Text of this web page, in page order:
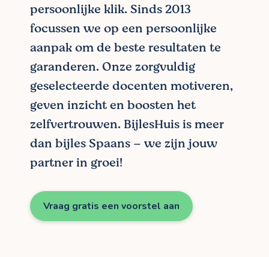
persoonlijke klik. Sinds 2013
focussen we op een persoonlijke
aanpak om de beste resultaten te
garanderen. Onze zorgvuldig
geselecteerde docenten motiveren,
geven inzicht en boosten het
zelfvertrouwen. BijlesHuis is meer
dan bijles Spaans – we zijn jouw
partner in groei!
Vraag gratis een voorstel aan